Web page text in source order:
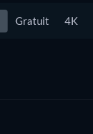
Gratuit 4K